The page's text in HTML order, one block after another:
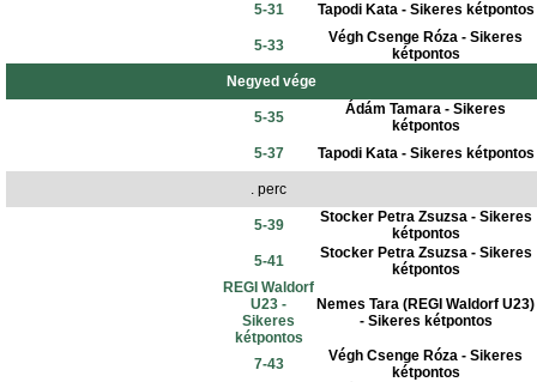
5-31 Tapodi Kata - Sikeres kétpontos
5-33
Végh Csenge Róza - Sikeres
kétpontos
Negyed vége
5-35
Ádám Tamara - Sikeres
kétpontos
5-37
Tapodi Kata - Sikeres kétpontos
. perc
5-39
Stocker Petra Zsuzsa - Sikeres
kétpontos
5-41
Stocker Petra Zsuzsa - Sikeres
kétpontos
REGI Waldorf
U23 -
Sikeres
kétpontos
Nemes Tara (REGI Waldorf U23)
- Sikeres kétpontos
7-43
Végh Csenge Róza - Sikeres
kétpontos